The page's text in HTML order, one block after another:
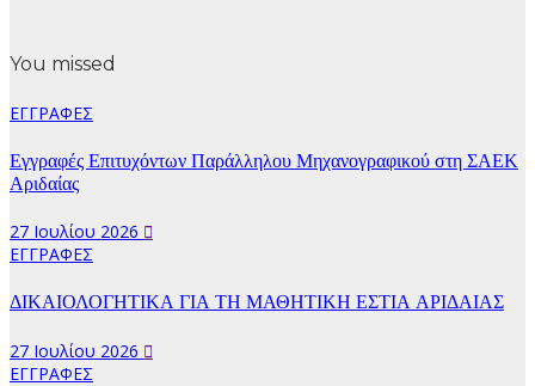
You missed
ΕΓΓΡΑΦΕΣ
Εγγραφές Επιτυχόντων Παράλληλου Μηχανογραφικού στη ΣΑΕΚ
Αριδαίας
27 Ιουλίου 2026
ΕΓΓΡΑΦΕΣ
ΔΙΚΑΙΟΛΟΓΗΤΙΚΑ ΓΙΑ ΤΗ ΜΑΘΗΤΙΚΗ ΕΣΤΙΑ ΑΡΙΔΑΙΑΣ
27 Ιουλίου 2026
ΕΓΓΡΑΦΕΣ